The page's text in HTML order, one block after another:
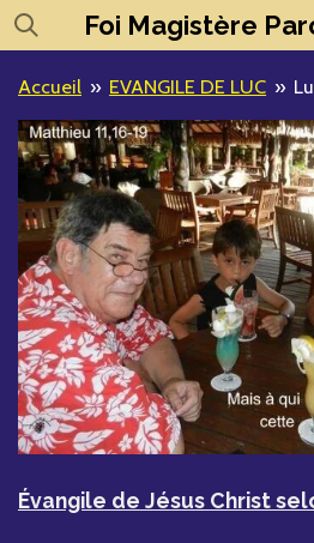
Passer
au
contenu
Foi Magistère
Accueil » EVANGILE DE LUC »
Évangile de Jésus Christ